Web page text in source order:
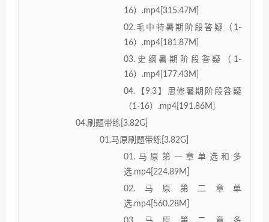
16）.mp4[315.47M]
02.毛中特暑期阶段答疑（1-
16）.mp4[181.87M]
03.史纲暑期阶段答疑（1-
16）.mp4[177.43M]
04.【9.3】思修暑期阶段答疑
（1-16）.mp4[191.86M]
04.刷题带练[3.82G]
01.马原刷题带练[3.82G]
01.马原第一章单选和多
选.mp4[224.89M]
02.马原第二章单
选.mp4[560.28M]